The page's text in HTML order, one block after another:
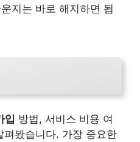
지는 바로 해지하면 됩
입 방법, 서비스 비용 여
봤습니다. 가장 중요한